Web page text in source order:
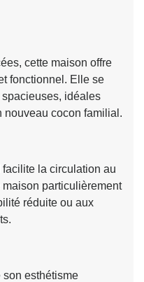
cette maison offre
fonctionnel. Elle se
idéales
nouveau cocon familial.
la circulation au
particulièrement
réduite ou aux
son esthétisme